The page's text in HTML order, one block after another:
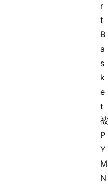
r
t
B
a
s
k
e
t
被
P
Y
M
N